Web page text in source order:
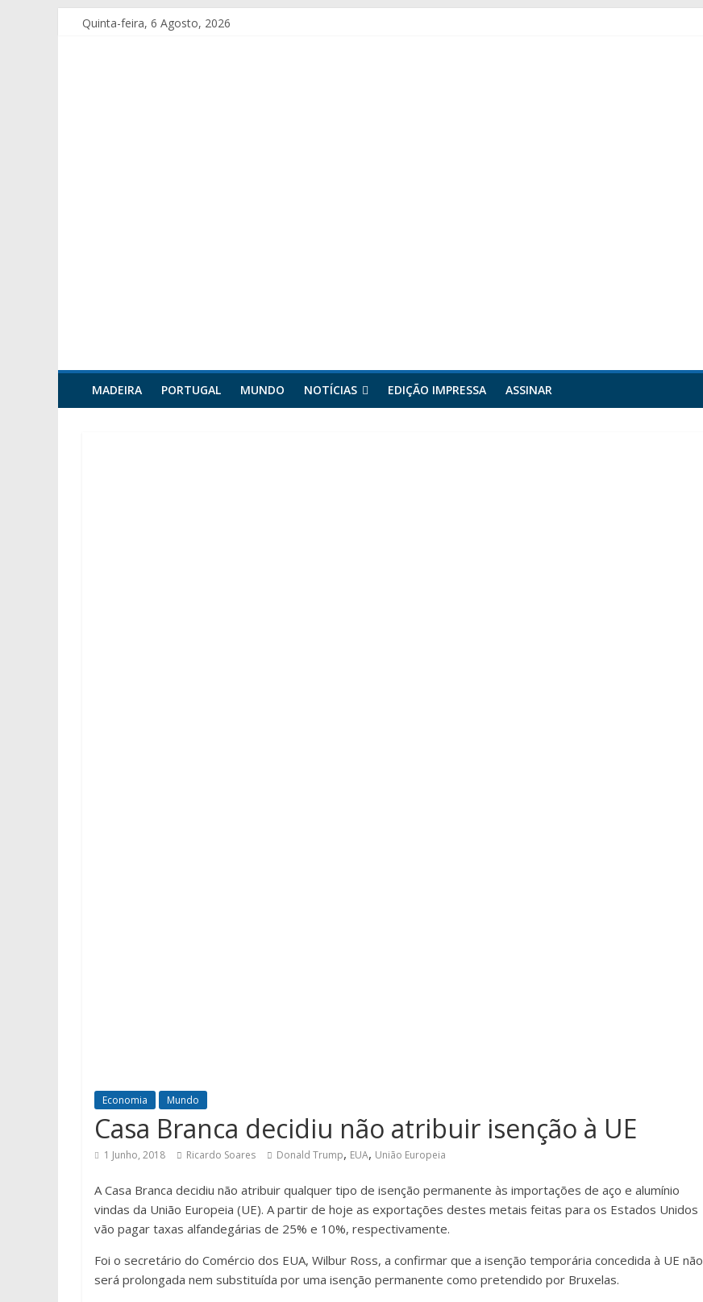
Quinta-feira, 6 Agosto, 2026
MADEIRA PORTUGAL MUNDO NOTÍCIAS EDIÇÃO IMPRESSA ASSINAR
Economia Mundo
Casa Branca decidiu não atribuir isenção à UE
1 Junho, 2018 Ricardo Soares Donald Trump, EUA, União Europeia
A Casa Branca decidiu não atribuir qualquer tipo de isenção permanente às importações de aço e alumínio
vindas da União Europeia (UE). A partir de hoje as exportações destes metais feitas para os Estados Unidos
vão pagar taxas alfandegárias de 25% e 10%, respectivamente.
Foi o secretário do Comércio dos EUA, Wilbur Ross, a confirmar que a isenção temporária concedida à UE não
será prolongada nem substituída por uma isenção permanente como pretendido por Bruxelas.